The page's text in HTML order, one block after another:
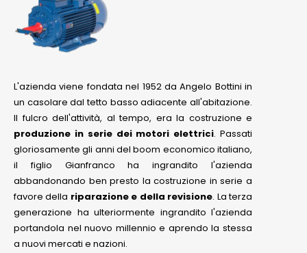
L'azienda viene fondata nel 1952 da Angelo Bottini in
un casolare dal tetto basso adiacente all'abitazione.
Il fulcro dell'attività, al tempo, era la costruzione e
produzione in serie dei motori elettrici. Passati
gloriosamente gli anni del boom economico italiano,
il figlio Gianfranco ha ingrandito l'azienda
abbandonando ben presto la costruzione in serie a
favore della riparazione e della revisione. La terza
generazione ha ulteriormente ingrandito l'azienda
portandola nel nuovo millennio e aprendo la stessa
a nuovi mercati e nazioni.